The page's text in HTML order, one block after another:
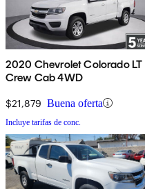
2020 Chevrolet Colorado LT
Crew Cab 4WD
$21,879 Buena oferta
Incluye tarifas de conc.